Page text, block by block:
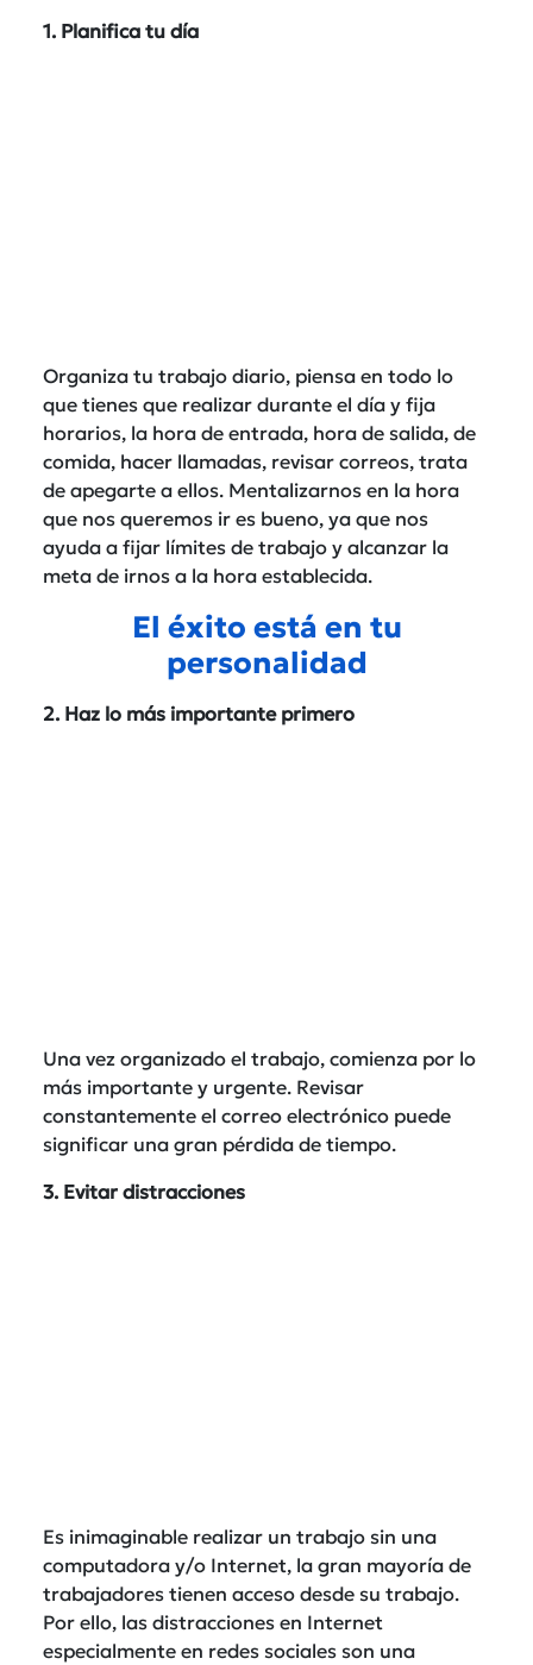
1. Planifica tu día
Organiza tu trabajo diario, piensa en todo lo
que tienes que realizar durante el día y fija
horarios, la hora de entrada, hora de salida, de
comida, hacer llamadas, revisar correos, trata
de apegarte a ellos. Mentalizarnos en la hora
que nos queremos ir es bueno, ya que nos
ayuda a fijar límites de trabajo y alcanzar la
meta de irnos a la hora establecida.
El éxito está en tu
personalidad
2. Haz lo más importante primero
Una vez organizado el trabajo, comienza por lo
más importante y urgente. Revisar
constantemente el correo electrónico puede
significar una gran pérdida de tiempo.
3. Evitar distracciones
Es inimaginable realizar un trabajo sin una
computadora y/o Internet, la gran mayoría de
trabajadores tienen acceso desde su trabajo.
Por ello, las distracciones en Internet
especialmente en redes sociales son una